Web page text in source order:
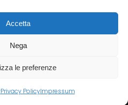
Accetta
Nega
le preferenze
Privacy PolicyImpressum
2025 PALLENIUM TOURISM
SRL
TOUR OPERATOR – P.IVA: